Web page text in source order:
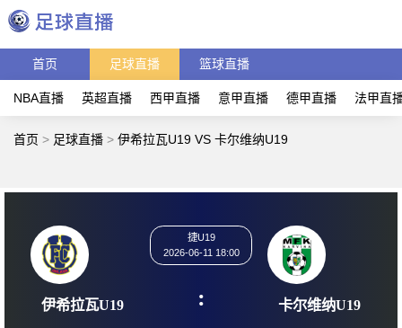
首页 足球直播 篮球直播
NBA直播 英超直播 西甲直播 意甲直播 德甲直播 法甲直
首页 > 足球直播 > 伊希拉瓦U19 VS 卡尔维纳U19
2026-06-11 18:00